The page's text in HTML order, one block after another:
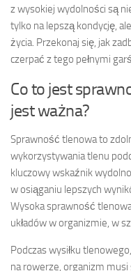
z wysokiej wydolności są
tylko na lepszą kondycję,
życia. Przekonaj się, jak
czerpać z tego pełnymi
Co to jest
jest ważna?
Sprawność tlenowa to
wykorzystywania tlenu
kluczowy wskaźnik
w osiąganiu lepszych
Wysoka sprawność
układów w organizmie, w
Podczas wysiłku
na rowerze, organizm